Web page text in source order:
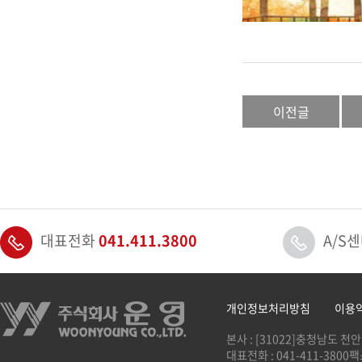
이전글
대표전화041.411.3800 A/S
개인정보처리방침
이용
본사 : [31022]충청남도 천
대표전화 : 041-411-3800